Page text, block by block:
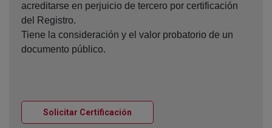
acreditarse en perjuicio de tercero por certificación
del Registro.
Tiene la consideración y el valor probatorio de un
documento público.
Solicitar Certificación